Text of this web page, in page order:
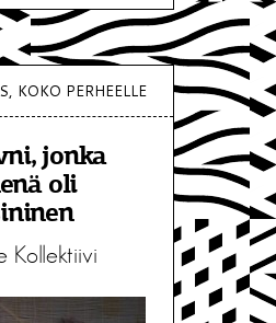
KOKO PERHEELLE
jonka
oli
Kollektiivi